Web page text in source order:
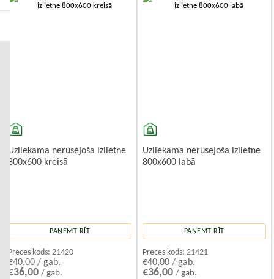
Tērauda virtuves izlietnes
Uzliekama nerūsējoša izlietne
800x600 kreisā
PAŅEMT RĪT
Preces kods: 21420
€40,00 / gab.
€36,00/ gab.
Uzliekama nerūsējoša izlietne
800x600 labā
PAŅEMT RĪT
Preces kods: 21421
€40,00 / gab.
€36,00 / gab.